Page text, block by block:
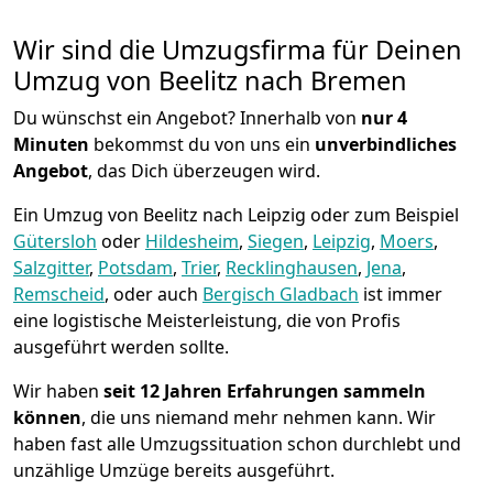
Wir sind die Umzugsfirma für Deinen
Umzug von Beelitz nach Bremen
Du wünschst ein Angebot? Innerhalb von nur 4
Minuten bekommst du von uns ein unverbindliches
Angebot, das Dich überzeugen wird.
Ein Umzug von Beelitz nach Leipzig oder zum Beispiel
Gütersloh oder Hildesheim, Siegen, Leipzig, Moers,
Salzgitter, Potsdam, Trier, Recklinghausen, Jena,
Remscheid, oder auch Bergisch Gladbach ist immer
eine logistische Meisterleistung, die von Profis
ausgeführt werden sollte.
Wir haben seit 12 Jahren Erfahrungen sammeln
können, die uns niemand mehr nehmen kann. Wir
haben fast alle Umzugssituation schon durchlebt und
unzählige Umzüge bereits ausgeführt.